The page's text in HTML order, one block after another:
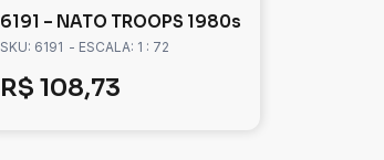
6191 – NATO TROOPS 1980s
SKU: 6191 - ESCALA: 1 : 72
R$ 108,73